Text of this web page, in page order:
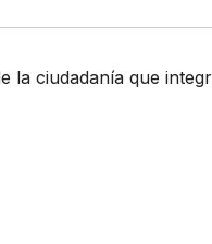
la ciudadanía que